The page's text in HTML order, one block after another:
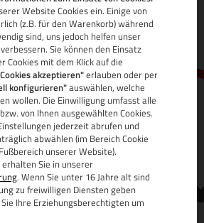
Website Cookies ein. Einige von
(z.B. für den Warenkorb) während
sind, uns jedoch helfen unser
Sie können den Einsatz
Cookies mit dem Klick auf die
akzeptieren"erlauben oder per
konfigurieren"auswählen, welche
wollen. Die Einwilligung umfasst alle
von Ihnen ausgewählten Cookies.
jederzeit abrufen und
abwählen (im Bereich Cookie
unserer Website).
Sie in unserer
. Wenn Sie unter 16 Jahre alt sind
zu freiwilligen Diensten geben
Ihre Erziehungsberechtigten um